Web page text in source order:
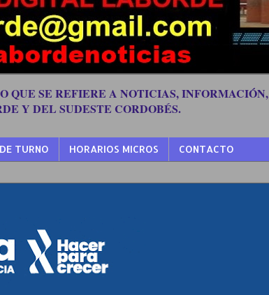
SE REFIERE A NOTICIAS,
Y DEL SUDESTE CORDOBÉS.
TURNO HORARIOS MICROS CONTACTO